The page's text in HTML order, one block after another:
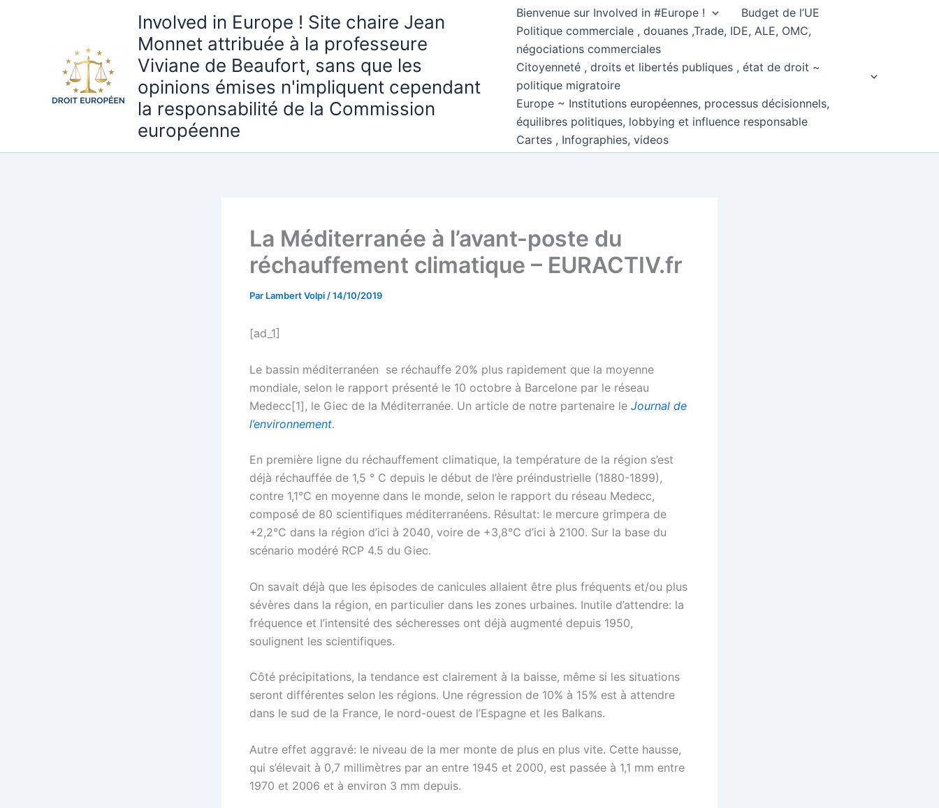
Involved in Europe ! Site chaire Jean
Monnet attribuée à la professeure
Viviane de Beaufort, sans que les
opinions émises n'impliquent cependant
la responsabilité de la Commission
européenne
Bienvenue sur Involved in #Europe !
Budget de l’UE
Politique commerciale , douanes ,Trade, IDE, ALE, OMC,
négociations commerciales
Citoyenneté , droits et libertés publiques , état de droit ~
politique migratoire
Europe ~ Institutions européennes, processus décisionnels,
équilibres politiques, lobbying et influence responsable
Cartes , Infographies, videos
La Méditerranée à l’avant-poste du
réchauffement climatique – EURACTIV.fr
Par Lambert Volpi /14/10/2019
[ad_1]
Le bassin méditerranéen se réchauffe 20% plus rapidement que la moyenne
mondiale, selon le rapport présenté le 10 octobre à Barcelone par le réseau
Medecc[1], le Giec de la Méditerranée. Un article de notre partenaire le Journal de
l’environnement.
En première ligne du réchauffement climatique, la température de la région s’est
déjà réchauffée de 1,5 ° C depuis le début de l’ère préindustrielle (1880-1899),
contre 1,1°C en moyenne dans le monde, selon le rapport du réseau Medecc,
composé de 80 scientifiques méditerranéens. Résultat: le mercure grimpera de
+2,2°C dans la région d’ici à 2040, voire de +3,8°C d’ici à 2100. Sur la base du
scénario modéré RCP 4.5 du Giec.
On savait déjà que les épisodes de canicules allaient être plus fréquents et/ou plus
sévères dans la région, en particulier dans les zones urbaines. Inutile d’attendre: la
fréquence et l’intensité des sécheresses ont déjà augmenté depuis 1950,
soulignent les scientifiques.
Côté précipitations, la tendance est clairement à la baisse, même si les situations
seront différentes selon les régions. Une régression de 10% à 15% est à attendre
dans le sud de la France, le nord-ouest de l’Espagne et les Balkans.
Autre effet aggravé: le niveau de la mer monte de plus en plus vite. Cette hausse,
qui s’élevait à 0,7 millimètres par an entre 1945 et 2000, est passée à 1,1 mm entre
1970 et 2006 et à environ 3 mm depuis.